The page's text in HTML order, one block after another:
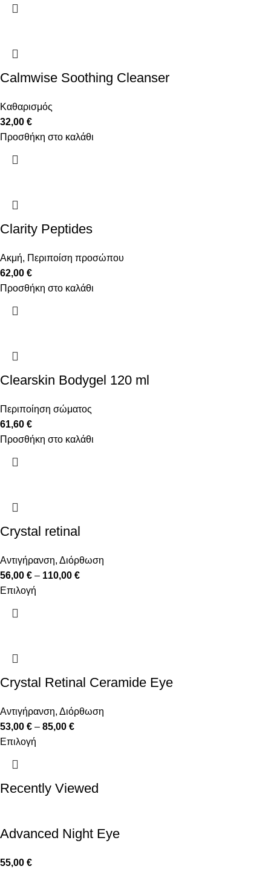
Calmwise Soothing Cleanser
Καθαρισμός
32,00 €
Προσθήκη στο καλάθι
Clarity Peptides
Ακμή, Περιποίση προσώπου
62,00 €
Προσθήκη στο καλάθι
Clearskin Bodygel 120 ml
Περιποίηση σώματος
61,60 €
Προσθήκη στο καλάθι
Crystal retinal
Αντιγήρανση, Διόρθωση
56,00 € – 110,00 €
Επιλογή
Crystal Retinal Ceramide Eye
Αντιγήρανση, Διόρθωση
53,00 € – 85,00 €
Επιλογή
Recently Viewed
Advanced Night Eye
55,00 €